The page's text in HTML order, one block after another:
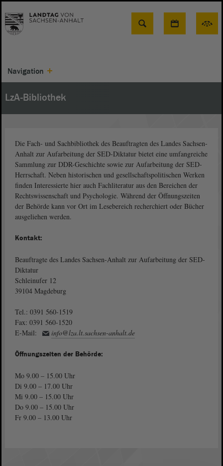
Suche
Navigation
LzA-Bibliothek
Die Fach- und Sachbibliothek des Beauftragten des Landes Sachsen-
Anhalt zur Aufarbeitung der SED-Diktatur bietet eine umfangreiche
Sammlung zur DDR-Geschichte sowie zur Aufarbeitung der SED-
Herrschaft. Neben historischen und gesellschaftspolitischen Werken
finden Interessierte hier auch Fachliteratur aus den Bereichen der
Rechtswissenschaft und Psychologie. Während der Öffnungszeiten
der Behörde kann vor Ort im Lesebereich recherchiert oder Bücher
ausgeliehen werden.
Kontakt:
Beauftragte des Landes Sachsen-Anhalt zur Aufarbeitung der SED-
Diktatur
Schleinufer 12
39104 Magdeburg
Tel.: 0391 560-1519
Fax: 0391 560-1520
E-Mail:
info@lza.lt.sachsen-anhalt.de
Öffnungszeiten der Behörde:
Mo 9.00 – 15.00 Uhr
Di 9.00 – 17.00 Uhr
Mi 9.00 – 15.00 Uhr
Do 9.00 – 15.00 Uhr
Fr 9.00 – 13.00 Uhr